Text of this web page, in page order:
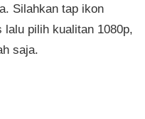
Silahkan tap ikon
lalu pilih kualitan 1080p,
saja.